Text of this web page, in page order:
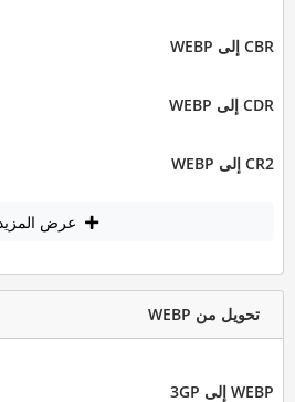
CBR إلى WEBP
CDR إلى WEBP
CR2 إلى WEBP
عرض المزيد
تحويل من WEBP
WEBP إلى 3GP